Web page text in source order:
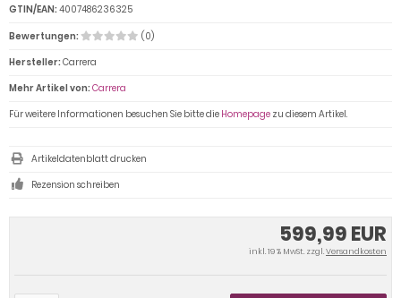
599,99 EUR
inkl. 19 % MwSt. zzgl.Versandkosten
GTIN/EAN: 4007486236325
Bewertungen:
(0)
Hersteller: Carrera
Mehr Artikel von: Carrera
Für weitere Informationen besuchen Sie bitte die Homepage zu diesem Artikel.
Artikeldatenblatt drucken
Rezension schreiben